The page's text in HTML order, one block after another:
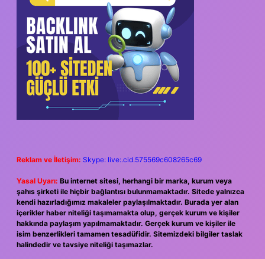
Reklam ve İletişim: Skype: live:.cid.575569c608265c69
Yasal Uyarı: Bu internet sitesi, herhangi bir marka, kurum veya
şahıs şirketi ile hiçbir bağlantısı bulunmamaktadır. Sitede yalnızca
kendi hazırladığımız makaleler paylaşılmaktadır. Burada yer alan
içerikler haber niteliği taşımamakta olup, gerçek kurum ve kişiler
hakkında paylaşım yapılmamaktadır. Gerçek kurum ve kişiler ile
isim benzerlikleri tamamen tesadüfidir. Sitemizdeki bilgiler taslak
halindedir ve tavsiye niteliği taşımazlar.